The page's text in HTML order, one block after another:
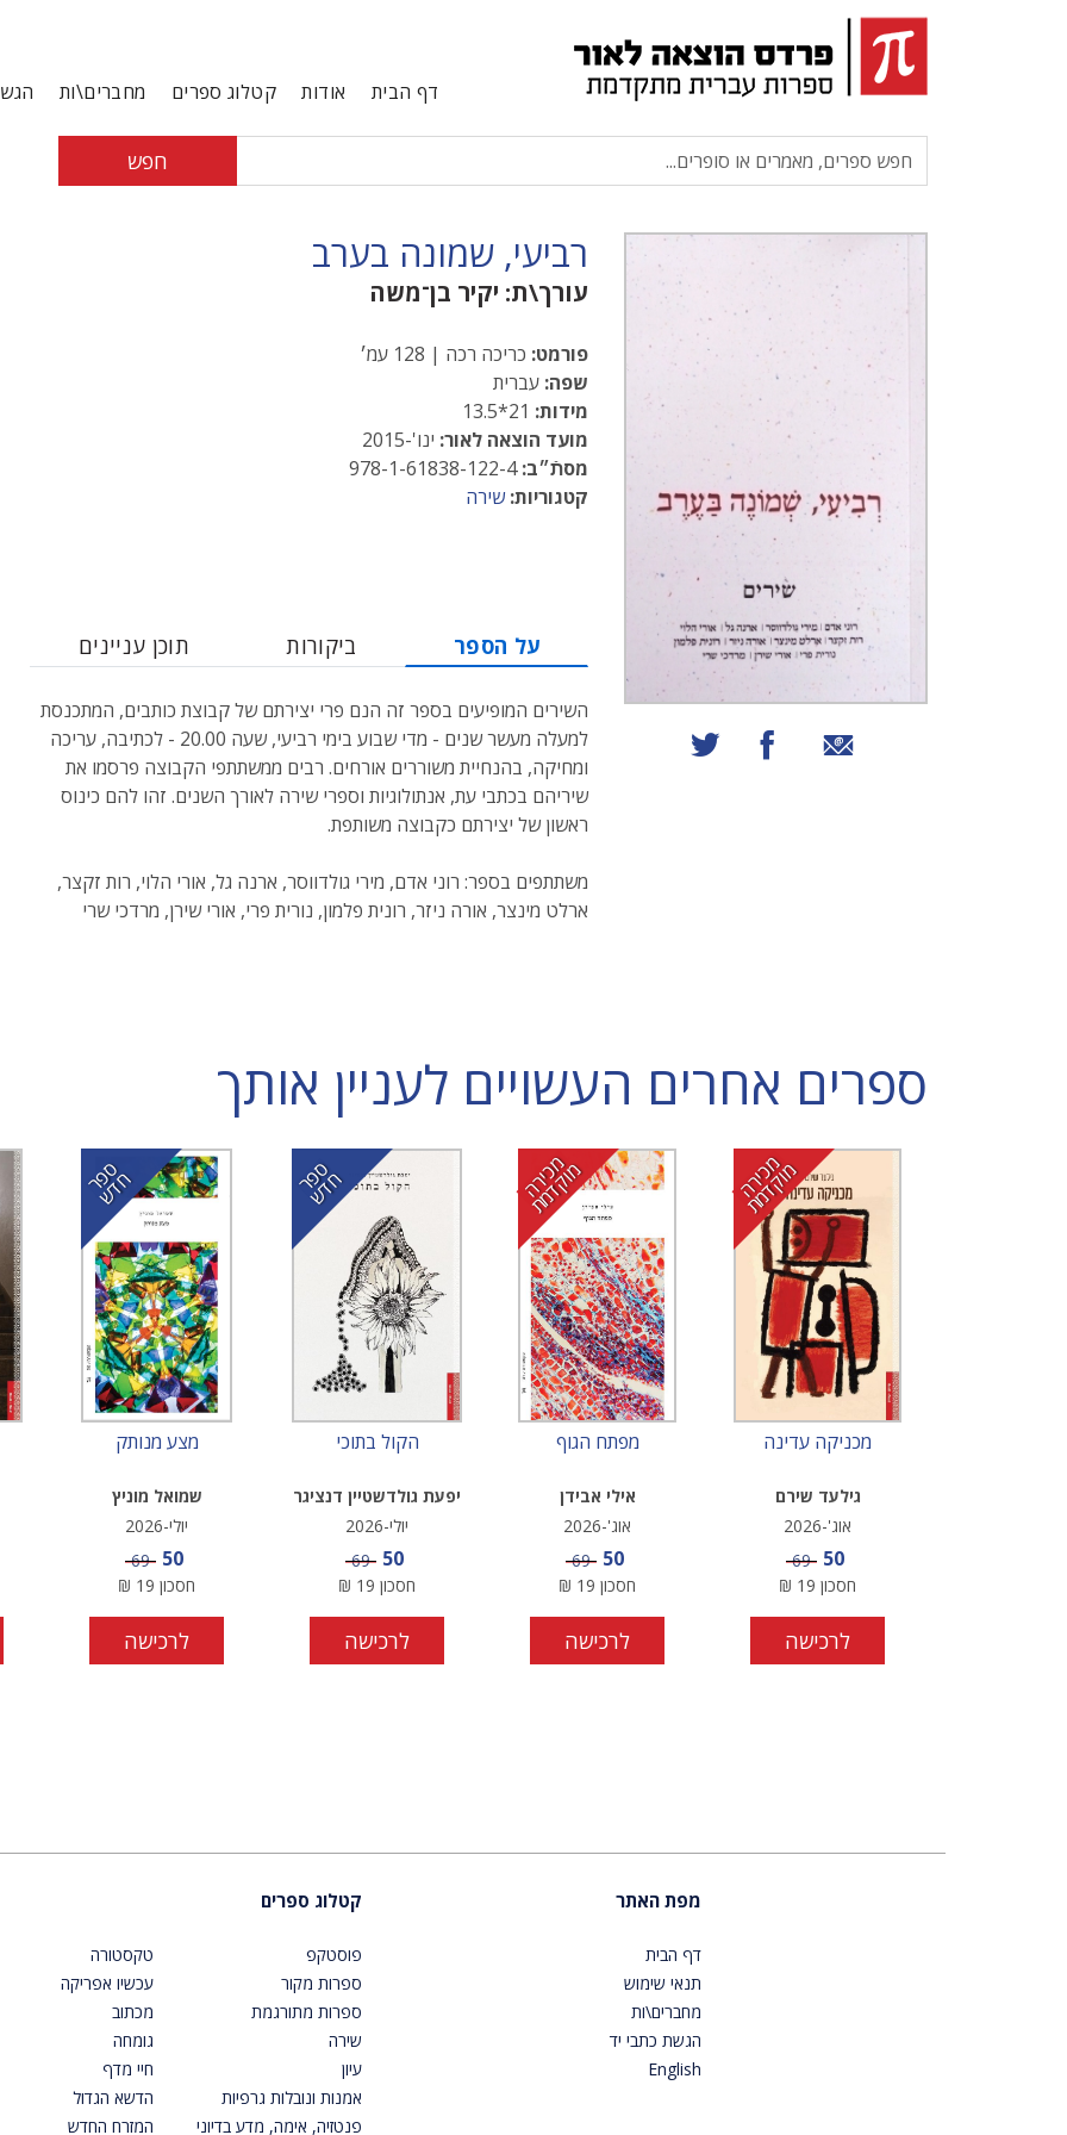
דף הבית אודות קטלוג ספרים מחברים\ות
חפש
שיתוף באמצעות אימייל
שיתוף בפייסבוקשיתוף בטוויטר
רביעי, שמונה בערב
עורך\ת: יקיר בן־משה
פורמט: כריכה רכה | 128 עמ׳
שפה: עברית
מידות:
מועד הוצאה לאור: ינו'-2015
מסתֿ״ב:978-1-61838-122-4
קטגוריות: שירה
על הספר ביקורות תוכן עניינים
השירים המופיעים בספר זה הנם פרי יצירתם של קבוצת כותבים, המתכנסת
למעלה מעשר שנים - מדי שבוע בימי רביעי, שעה 20.00 - לכתיבה, עריכה
ומחיקה, בהנחיית משוררים אורחים. רבים ממשתתפי הקבוצה פרסמו את
שיריהם בכתבי עת, אנתולוגיות וספרי שירה לאורך השנים. זהו להם כינוס
ראשון של יצירתם כקבוצה משותפת.
משתתפים בספר: רוני אדם, מירי גולדווסר, ארנה גל, אורי הלוי, רות זקצר,
ארלט מינצר, אורה ניזר, רונית פלמון, נורית פרי, אורי שירן, מרדכי שרי
ספרים אחרים העשויים לעניין אותך
מ
כ
י
ר
ה
מ
ו
ק
ד
מ
ת
מכניקה עדינה
גילעד שירם
אוג'-2026
מחיר מבצע
50 מחיר
69
חסכון 19
₪
לרכישה
מ
כ
י
ר
ה
מ
ו
ק
ד
מ
ת
מפתח הגוף
אילי אבידן
אוג'-2026
מחיר מבצע
50 מחיר
69
חסכון 19
₪
לרכישה
ס
פ
ר
ח
ד
ש
הקול בתוכי
יפעת גולדשטיין דנציגר
יולי-2026
מחיר מבצע
50 מחיר
69
חסכון 19
₪
לרכישה
ס
פ
ר
ח
ד
ש
מצע מנותק
שמואל מוניץ
יולי-2026
מחיר מבצע
50 מחיר
69
חסכון 19
₪
לרכישה
מפת האתר
דף הבית
תנאי שימוש
מחברים\ות
הגשת כתבי יד
English
קטלוג ספרים
פוסטקפ
ספרות מקור
ספרות מתורגמת
שירה
עיון
אמנות ונובלות גרפיות
פנטזיה, אימה, מדע בדיוני
טקסטורה
עכשיו אפריקה
מכתוב
גומחה
חיי מדף
הדשא הגדול
המזרח החדש